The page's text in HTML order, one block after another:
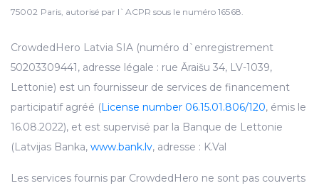
75002 Paris, autorisé par l`ACPR sous le numéro 16568.
CrowdedHero Latvia SIA (numéro d`enregistrement
50203309441, adresse légale : rue Āraišu 34, LV-1039,
Lettonie) est un fournisseur de services de financement
participatif agréé (License number 06.15.01.806/120, émis le
16.08.2022), et est supervisé par la Banque de Lettonie
(Latvijas Banka, www.bank.lv, adresse : K.Val
Les services fournis par CrowdedHero ne sont pas couverts